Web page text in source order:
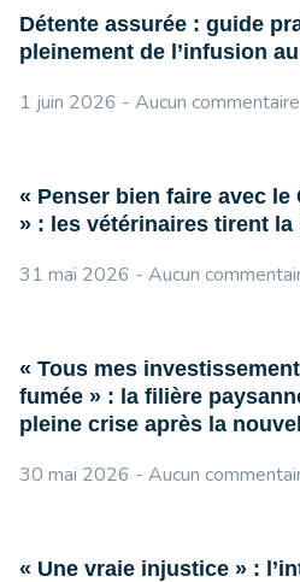
Détente assurée : guide
pleinement de l’infusion
1 juin 2026 Aucun commentaire
« Penser bien faire avec
» : les vétérinaires tirent la
31 mai 2026 Aucun
« Tous mes
fumée » : la filière
pleine crise après la
30 mai 2026 Aucun
« Une vraie injustice » :